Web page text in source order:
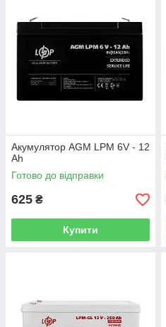
Акумулятор AGM LPM 6V - 12
Ah
Готово до відправки
625 ₴
Купити